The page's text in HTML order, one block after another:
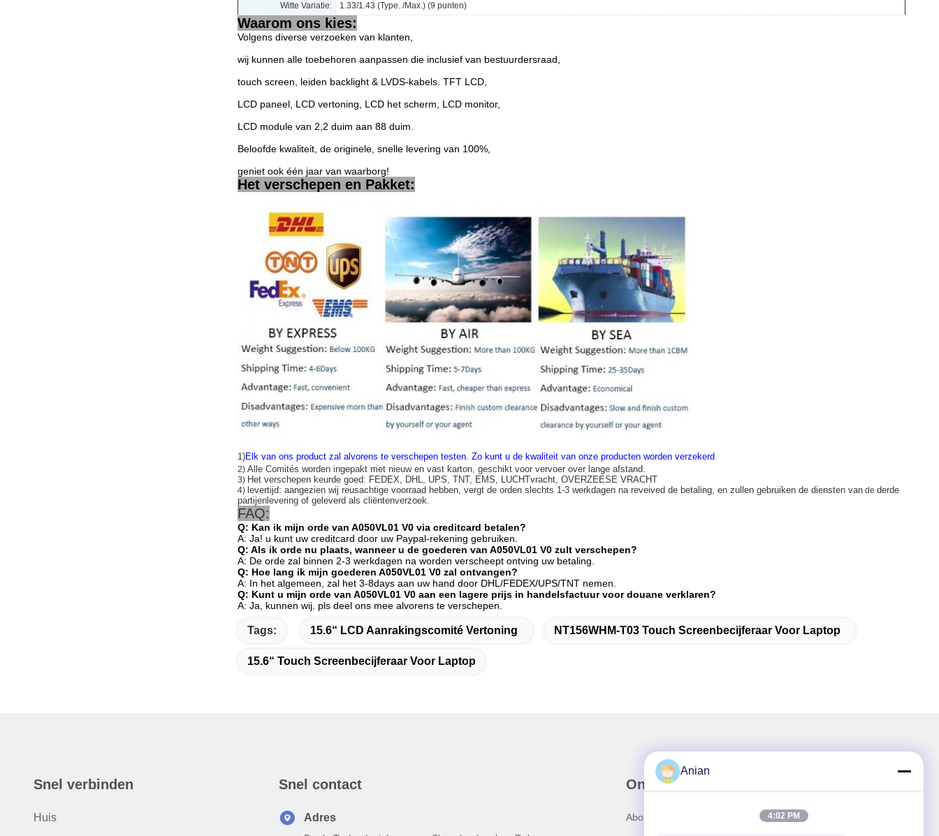
Witte Variatie:
1.33/1.43 (Type. /Max.) (9 punten)
Waarom ons kies:
Volgens diverse verzoeken van klanten,
wij kunnen alle toebehoren aanpassen die inclusief van bestuurdersraad,
touch screen, leiden backlight & LVDS-kabels. TFT LCD,
LCD paneel, LCD vertoning, LCD het scherm, LCD monitor,
LCD module van 2,2 duim aan 88 duim.
Beloofde kwaliteit, de originele, snelle levering van 100%,
geniet ook één jaar van waarborg!
Het verschepen en Pakket:
1)Elk van ons product zal alvorens te verschepen testen. Zo kunt u de kwaliteit van onze producten worden verzekerd
2) Alle Comités worden ingepakt met nieuw en vast karton, geschikt voor vervoer over lange afstand.
3) Het verschepen keurde goed: FEDEX, DHL, UPS, TNT, EMS, LUCHTvracht, OVERZEESE VRACHT
4) levertijd: aangezien wij reusachtige voorraad hebben, vergt de orden slechts 1-3 werkdagen na reveived de betaling, en zullen gebruiken de diensten van de derde
partijenlevering of geleverd als cliëntenverzoek.
FAQ:
Q: Kan ik mijn orde van A050VL01 V0 via creditcard betalen?
A: Ja! u kunt uw creditcard door uw Paypal-rekening gebruiken.
Q: Als ik orde nu plaats, wanneer u de goederen van A050VL01 V0 zult verschepen?
A: De orde zal binnen 2-3 werkdagen na worden verscheept ontving uw betaling.
Q: Hoe lang ik mijn goederen A050VL01 V0 zal ontvangen?
A: In het algemeen, zal het 3-8days aan uw hand door DHL/FEDEX/UPS/TNT nemen.
Q: Kunt u mijn orde van A050VL01 V0 aan een lagere prijs in handelsfactuur voor douane verklaren?
A: Ja, kunnen wij. pls deel ons mee alvorens te verschepen.
Tags: 15.6“ LCD Aanrakingscomité Vertoning NT156WHM-T03 Touch Screenbecijferaar Voor Laptop
15.6“ Touch Screenbecijferaar Voor Laptop
Snel verbinden
Huis
Snel contact
Adres
Onze Nieuwsbrief
Abonneer u op onze nieuwsbrief voor kortingen en meer.
Anian
4:02 PM